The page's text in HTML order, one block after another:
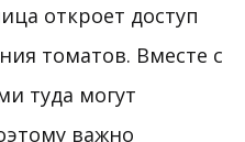
откроет доступ
томатов. Вместе с
туда могут
важно